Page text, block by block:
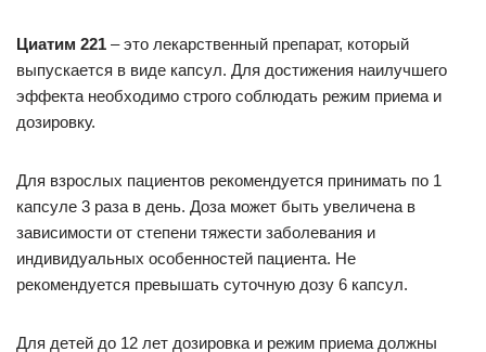
Циатим 221 – это лекарственный препарат, который
выпускается в виде капсул. Для достижения наилучшего
эффекта необходимо строго соблюдать режим приема и
дозировку.
Для взрослых пациентов рекомендуется принимать по 1
капсуле 3 раза в день. Доза может быть увеличена в
зависимости от степени тяжести заболевания и
индивидуальных особенностей пациента. Не
рекомендуется превышать суточную дозу 6 капсул.
Для детей до 12 лет дозировка и режим приема должны